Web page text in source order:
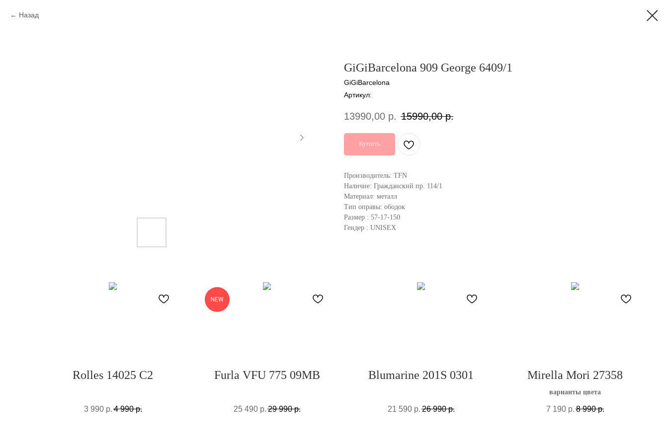
Назад
GiGiBarcelona 909 George 6409/1
GiGiBarcelona
Артикул:
13990,00 р. 15990,00 р.
Купить
Производитель: TFN
Наличие: Гражданский пр. 114/1
Материал: металл
Тип оправы: ободок
Размер : 57-17-150
Гендер : UNISEX
Rolles 14025 C2
3 990 р. 4 990 р.
NEW
Furla VFU 775 09MB
25 490 р. 29 990 р.
Blumarine 201S 0301
21 590 р. 26 990 р.
Mirella Mori 27358
варианты цвета
7 190 р. 8 990 р.